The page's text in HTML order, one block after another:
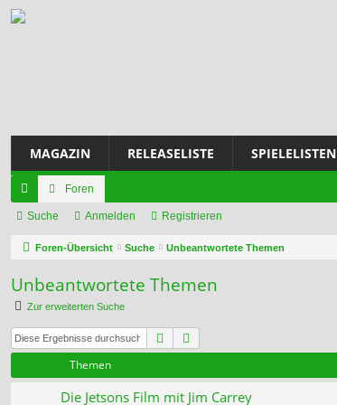
MAGAZIN RELEASELISTE SPIELELISTEN
ch
ne
riff
Foren
Suche Anmelden Registrieren
Foren-Übersicht Suche Unbeantwortete Themen
Unbeantwortete Themen
Zur erweiterten Suche
Suche
Themen
Die Jetsons Film mit Jim Carrey